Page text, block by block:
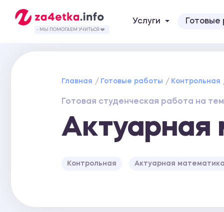
- МЫ ПОМОГАЕМ УЧИТЬСЯ ❤️
Услуги
Главная Готовые работы Контрольная
Готовая студенческая работа на
Актуарная
Контрольная Актуарная математика